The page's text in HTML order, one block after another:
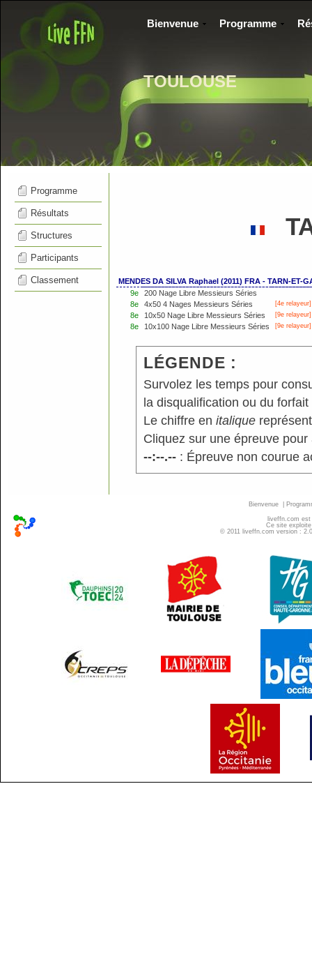
TOULOUSE
Bienvenue Programme
Programme
Résultats
Structures
Participants
Classement
MENDES DA SILVA Raphael (2011) FRA - TARN-ET-
9e
200 Nage Libre Messieurs Séries
8e
4x50 4 Nages Messieurs Séries [4e relayeur]
8e 10x50 Nage Libre Messieurs Séries [9e relayeur]
8e 10x100 Nage Libre Messieurs Séries [9e relayeur]
LÉGENDE :
Survolez les temps pour
la disqualification ou du forfait
Le chiffre en italique
Cliquez sur une épreuve
--:--.--: Épreuve non courue
Bienvenue
liveffn.com
Ce site
© 2011 liveffn.com version :